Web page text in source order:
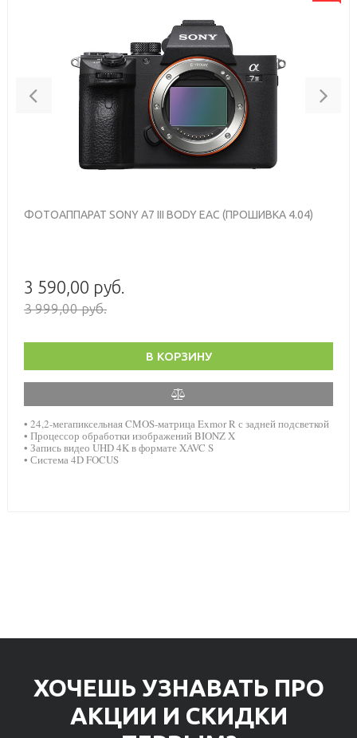
Previous
ФОТОАППАРАТ SONY A7 III BODY EAC (ПРОШИВКА 4.04)
3 590,00 руб.
3 999,00 руб.
В КОРЗИНУ
• 24,2-мегапиксельная CMOS-матрица Exmor R с задней подсветкой
• Процессор обработки изображений BIONZ X
• Запись видео UHD 4K в формате XAVC S
• Система 4D FOCUS
ХОЧЕШЬ УЗНАВАТЬ ПРО
АКЦИИ И СКИДКИ